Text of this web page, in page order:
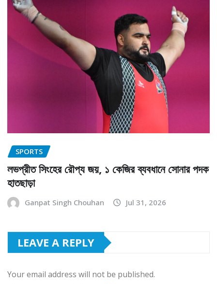
SPORTS
লভপ্রীত সিংহের রৌপ্য জয়, ১ কেজির ব্যবধানে সোনার পদক
হাতছাড়া
Ganpat Singh Chouhan Jul 31, 2026
LEAVE A REPLY
Your email address will not be published.